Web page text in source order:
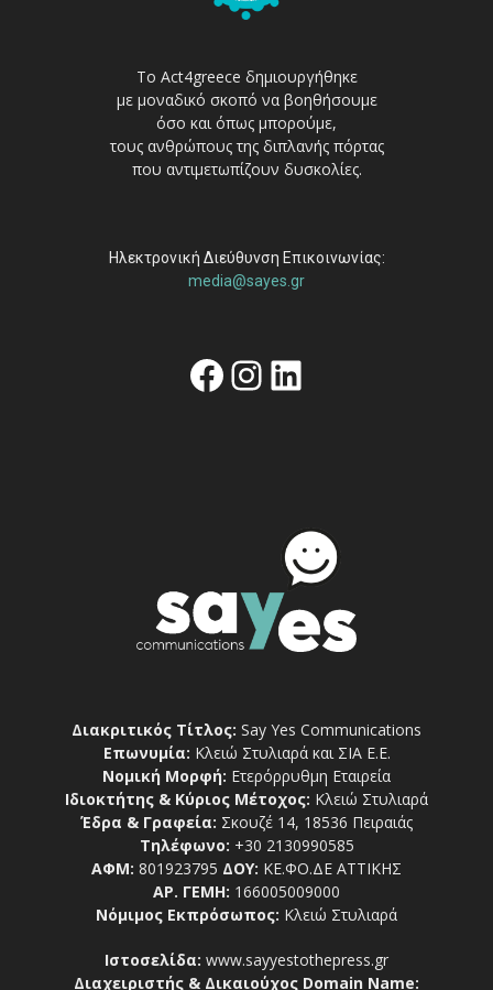
Το Act4greece δημιουργήθηκε
με μοναδικό σκοπό να βοηθήσουμε
όσο και όπως μπορούμε,
τους ανθρώπους της διπλανής πόρτας
που αντιμετωπίζουν δυσκολίες.
Ηλεκτρονική Διεύθυνση Επικοινωνίας:
media@sayes.gr
Facebook
Instagram
Linkedin
Διακριτικός Τίτλος: Say Yes Communications
Επωνυμία: Κλειώ Στυλιαρά και ΣΙΑ Ε.Ε.
Νομική Μορφή: Ετερόρρυθμη Εταιρεία
Ιδιοκτήτης & Κύριος Μέτοχος: Κλειώ Στυλιαρά
Έδρα & Γραφεία: Σκουζέ 14, 18536 Πειραιάς
Τηλέφωνο: +30 2130990585
ΑΦΜ: 801923795 ΔΟΥ: ΚΕ.ΦΟ.ΔΕ ΑΤΤΙΚΗΣ
ΑΡ. ΓΕΜΗ: 166005009000
Νόμιμος Εκπρόσωπος: Κλειώ Στυλιαρά
Ιστοσελίδα: www.sayyestothepress.gr
Διαχειριστής & Δικαιούχος Domain Name: